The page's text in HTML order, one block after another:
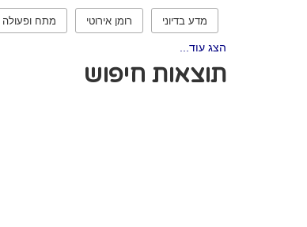
מדע בדיוני רומן אירוטי מתח ופעולה
הצג עוד...
תוצאות חיפוש